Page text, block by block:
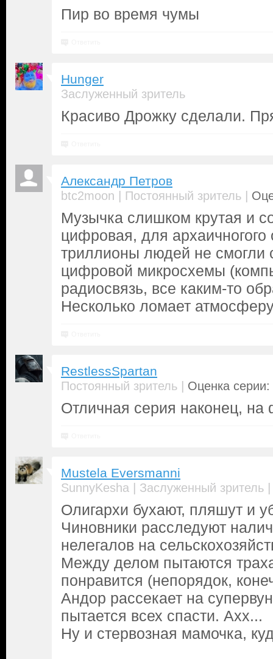
Пир во время чумы
Hunger
Заслуженный зритель
Красиво Дрожку сделали.
Александр Петров
btc2moon | Постоянный зритель |
Музычка слишком крутая и
цифровая, для архаичногого
триллионы людей не смогли
цифровой микросхемы
радиосвязь, все каким-то
Несколько ломает
RestlessSpartan
Постоянный зритель | Оценка серии:
Отличная серия наконец,
Mustela Eversmanni
SunnyKesha | Заслуженный зритель
Олигархи бухают, пляшут и
Чиновники расследуют
нелегалов на
Между делом пытаются
понравится (непорядок,
Андор рассекает на
пытается всех спасти. Ахх...
Ну и стервозная мамочка,